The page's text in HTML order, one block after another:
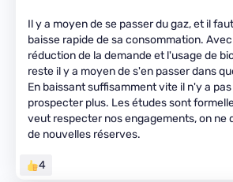
Il y a moyen de se passer du gaz, et il
baisse rapide de sa consommation.
réduction de la demande et l'usage de
reste il y a moyen de s'en passer dans
En baissant suffisamment vite il n'y a
prospecter plus. Les études sont
veut respecter nos engagements, on ne
de nouvelles réserves.
4